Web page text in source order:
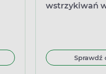
wstrzykiwań
Sprawdź